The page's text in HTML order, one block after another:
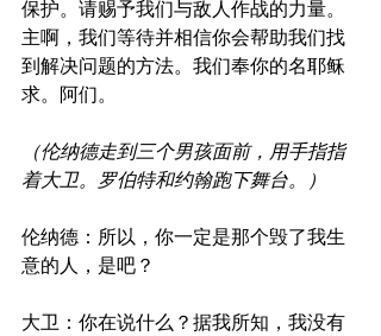
保护。请赐予我们与敌人作战的力量。
主啊，我们等待并相信你会帮助我们找
到解决问题的方法。我们奉你的名耶稣
求。阿们。
（伦纳德走到三个男孩面前，用手指指
着大卫。罗伯特和约翰跑下舞台。）
伦纳德：所以，你一定是那个毁了我生
意的人，是吧？
大卫：你在说什么？据我所知，我没有